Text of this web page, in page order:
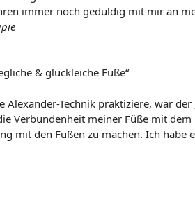
immer noch geduldig mit mir an
& glückleiche Füße“
Alexander-Technik praktiziere, war der
Verbundenheit meiner Füße mit dem
mit den Füßen zu machen. Ich